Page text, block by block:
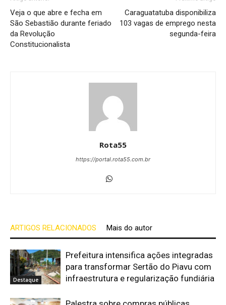
Veja o que abre e fecha em
São Sebastião durante feriado
da Revolução
Constitucionalista
Caraguatatuba disponibiliza
103 vagas de emprego nesta
segunda-feira
Rota55
https://portal.rota55.com.br
ARTIGOS RELACIONADOS Mais do autor
Destaque
Prefeitura intensifica ações integradas
para transformar Sertão do Piavu com
infraestrutura e regularização fundiária